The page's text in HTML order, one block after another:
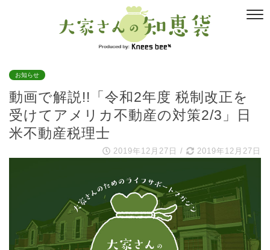
お知らせ
動画で解説!!「令和2年度 税制改正を
受けてアメリカ不動産の対策2/3」日
米不動産税理士
2019年12月27日 / 2019年12月27日